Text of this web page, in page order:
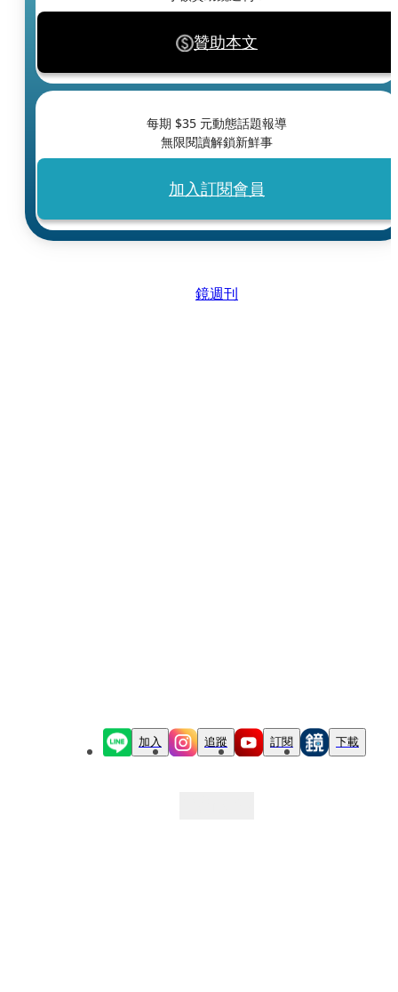
贊助本文
每期 $35 元動態話題報導
無限閱讀解鎖新鮮事
加入訂閱會員
鏡週刊
加入 追蹤 訂閱 下載